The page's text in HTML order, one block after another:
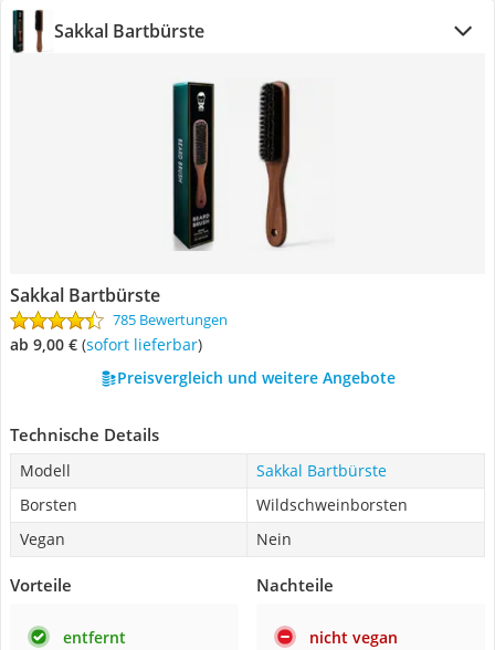
Sakkal Bartbürste
Sakkal Bartbürste
785 Bewertungen
ab 9,00 € ( Sofort lieferbar)
Preisvergleich und weitere Angebote
Technische Details
Modell
Sakkal Bartbürste
Borsten
Wildschweinborsten
Vegan
Nein
Vorteile
entfernt
Nachteile
nicht vegan